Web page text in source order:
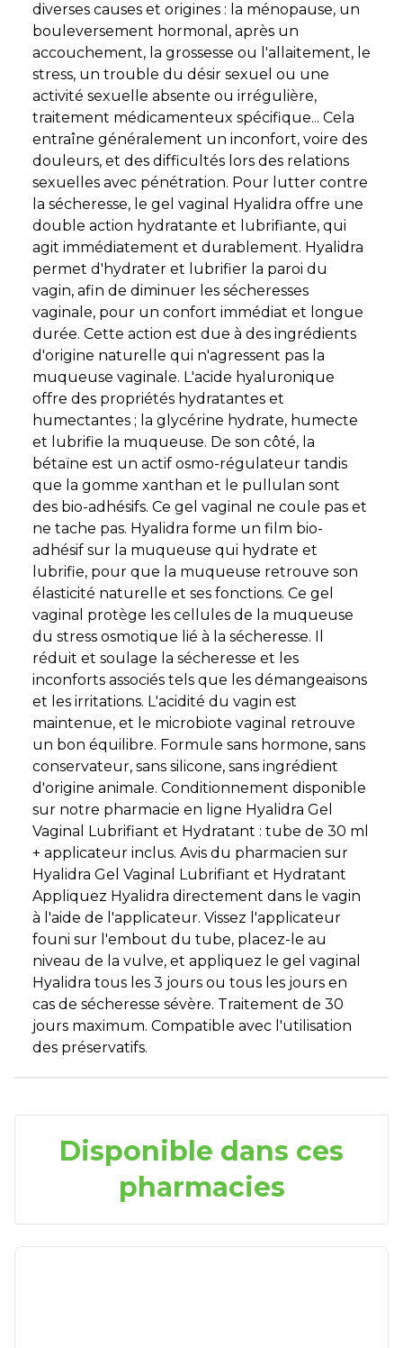
diverses causes et origines : la ménopause, un
bouleversement hormonal, après un
accouchement, la grossesse ou l'allaitement, le
stress, un trouble du désir sexuel ou une
activité sexuelle absente ou irrégulière,
traitement médicamenteux spécifique... Cela
entraîne généralement un inconfort, voire des
douleurs, et des difficultés lors des relations
sexuelles avec pénétration. Pour lutter contre
la sécheresse, le gel vaginal Hyalidra offre une
double action hydratante et lubrifiante, qui
agit immédiatement et durablement. Hyalidra
permet d'hydrater et lubrifier la paroi du
vagin, afin de diminuer les sécheresses
vaginale, pour un confort immédiat et longue
durée. Cette action est due à des ingrédients
d'origine naturelle qui n'agressent pas la
muqueuse vaginale. L'acide hyaluronique
offre des propriétés hydratantes et
humectantes ; la glycérine hydrate, humecte
et lubrifie la muqueuse. De son côté, la
bétaïne est un actif osmo-régulateur tandis
que la gomme xanthan et le pullulan sont
des bio-adhésifs. Ce gel vaginal ne coule pas et
ne tache pas. Hyalidra forme un film bio-
adhésif sur la muqueuse qui hydrate et
lubrifie, pour que la muqueuse retrouve son
élasticité naturelle et ses fonctions. Ce gel
vaginal protège les cellules de la muqueuse
du stress osmotique lié à la sécheresse. Il
réduit et soulage la sécheresse et les
inconforts associés tels que les démangeaisons
et les irritations. L'acidité du vagin est
maintenue, et le microbiote vaginal retrouve
un bon équilibre. Formule sans hormone, sans
conservateur, sans silicone, sans ingrédient
d'origine animale. Conditionnement disponible
sur notre pharmacie en ligne Hyalidra Gel
Vaginal Lubrifiant et Hydratant : tube de 30 ml
+ applicateur inclus. Avis du pharmacien sur
Hyalidra Gel Vaginal Lubrifiant et Hydratant
Appliquez Hyalidra directement dans le vagin
à l'aide de l'applicateur. Vissez l'applicateur
founi sur l'embout du tube, placez-le au
niveau de la vulve, et appliquez le gel vaginal
Hyalidra tous les 3 jours ou tous les jours en
cas de sécheresse sévère. Traitement de 30
jours maximum. Compatible avec l'utilisation
des préservatifs.
Disponible dans ces
pharmacies